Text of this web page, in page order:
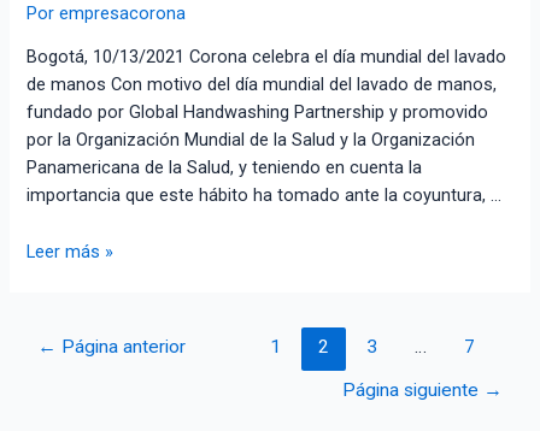
Porempresacorona
Bogotá, 10/13/2021 Corona celebra el día mundial del lavado
de manos Con motivo del día mundial del lavado de manos,
fundado por Global Handwashing Partnership y promovido
por la Organización Mundial de la Salud y la Organización
Panamericana de la Salud, y teniendo en cuenta la
importancia que este hábito ha tomado ante la coyuntura, …
Leer más »
← Página anterior 1 2 3 … 7
Página siguiente →